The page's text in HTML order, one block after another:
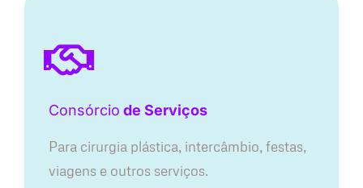
Consórcio de Serviços
Para cirurgia plástica, intercâmbio, festas,
viagens e outros serviços.